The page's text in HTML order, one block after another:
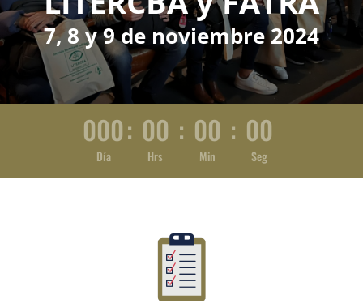
7, 8 y 9 de noviembre 2024
000
Día
: 00
Hrs
: 00
Min
: 00
Seg